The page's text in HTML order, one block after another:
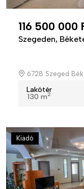
116 500 000
Szegeden,
6728 Szeged
Lakótér
130 m2
Kiadó